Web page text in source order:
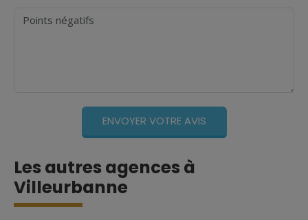
Points négatifs
Les autres agences à
Villeurbanne